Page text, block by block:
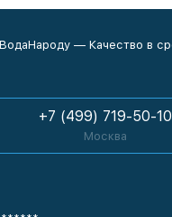
— Качество в
+7 (499) 719-50-10
Москва